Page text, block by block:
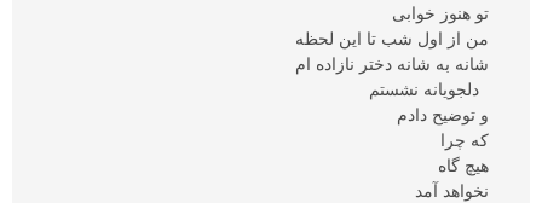
تو هنوز خوابی
من از اول شب تا این لحظه
شانه به شانه دختر نازاده ام
دلجویانه نشستم
و توضیح دادم
که چرا
هیچ گاه
نخواهد آمد